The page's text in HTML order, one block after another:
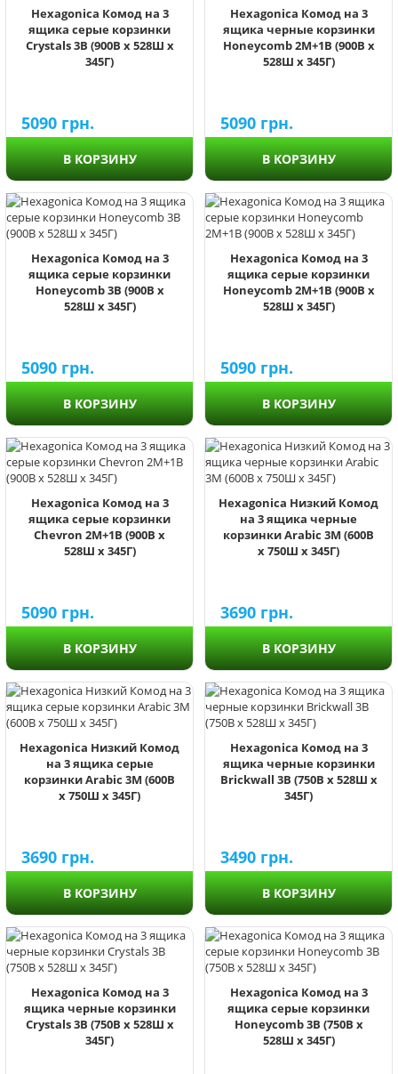
Hexagonica Комод на 3
ящика серые корзинки
Crystals 3В (900В х 528Ш х
345Г)
5090 грн.
В КОРЗИНУ
Hexagonica Комод на 3
ящика черные корзинки
Honeycomb 2М+1В (900В х
528Ш х 345Г)
5090 грн.
В КОРЗИНУ
Hexagonica Комод на 3
ящика серые корзинки
Honeycomb 3В (900В х
528Ш х 345Г)
5090 грн.
В КОРЗИНУ
Hexagonica Комод на 3
ящика серые корзинки
Honeycomb 2М+1В (900В х
528Ш х 345Г)
5090 грн.
В КОРЗИНУ
Hexagonica Комод на 3
ящика серые корзинки
Chevron 2М+1В (900В х
528Ш х 345Г)
5090 грн.
В КОРЗИНУ
Hexagonica Низкий Комод
на 3 ящика черные
корзинки Arabic 3М (600В
х 750Ш х 345Г)
3690 грн.
В КОРЗИНУ
Hexagonica Низкий Комод
на 3 ящика серые
корзинки Arabic 3М (600В
х 750Ш х 345Г)
3690 грн.
В КОРЗИНУ
Hexagonica Комод на 3
ящика черные корзинки
Brickwall 3В (750В х 528Ш х
345Г)
3490 грн.
В КОРЗИНУ
Hexagonica Комод на 3
ящика черные корзинки
Crystals 3В (750В х 528Ш х
345Г)
Hexagonica Комод на 3
ящика серые корзинки
Honeycomb 3В (750В х
528Ш х 345Г)